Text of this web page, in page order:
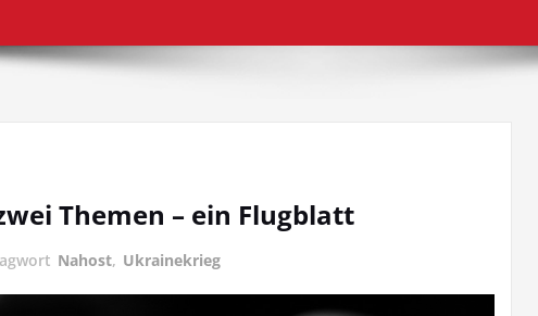
Themen – ein Flugblatt
Nahost, Ukrainekrieg